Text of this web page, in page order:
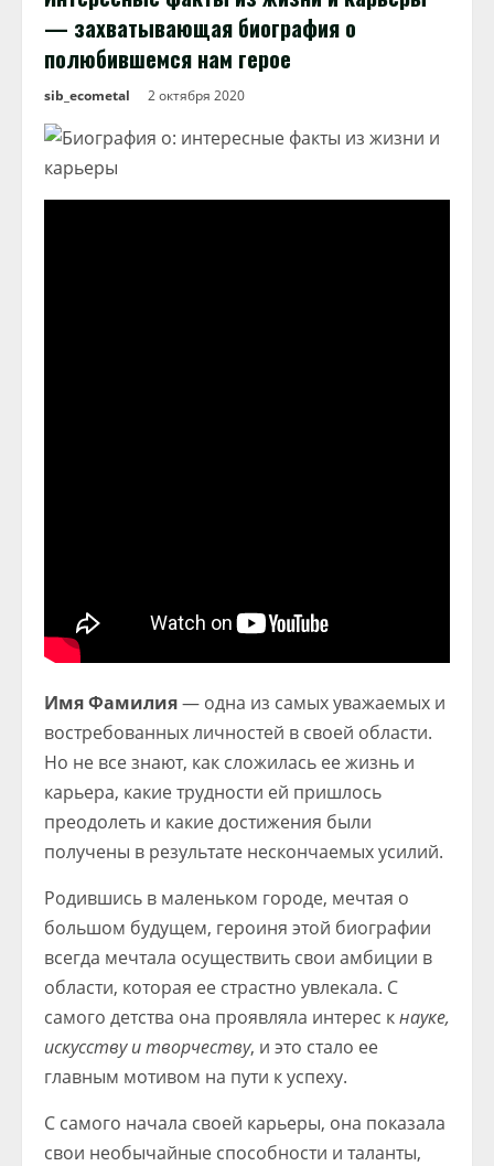
— захватывающая биография о
полюбившемся нам герое
sib_ecometal 2 октября 2020
Имя Фамилия— одна из самых уважаемых и
востребованных личностей в своей области.
Но не все знают, как сложилась ее жизнь и
карьера, какие трудности ей пришлось
преодолеть и какие достижения были
получены в результате нескончаемых усилий.
Родившись в маленьком городе, мечтая о
большом будущем, героиня этой биографии
всегда мечтала осуществить свои амбиции в
области, которая ее страстно увлекала. С
самого детства она проявляла интерес кнауке,
искусству и творчеству, и это стало ее
главным мотивом на пути к успеху.
С самого начала своей карьеры, она показала
свои необычайные способности и таланты,